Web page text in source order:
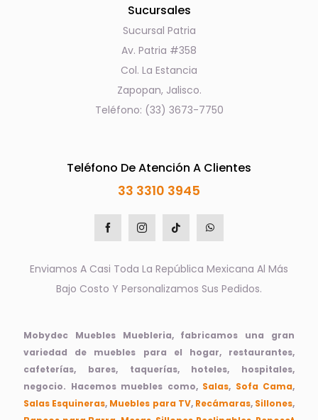
Sucursales
Sucursal Patria
Av. Patria #358
Col. La Estancia
Zapopan, Jalisco.
Teléfono: (33) 3673-7750
Teléfono De Atención A Clientes
33 3310 3945
Enviamos A Casi Toda La República Mexicana Al Más
Bajo Costo Y Personalizamos Sus Pedidos.
Mobydec Muebles Muebleria, fabricamos una gran
variedad de muebles para el hogar, restaurantes,
cafeterías, bares, taquerías, hoteles, hospitales,
negocio. Hacemos muebles como, Salas, Sofa Cama,
Salas Esquineras, Muebles para TV, Recámaras, Sillones,